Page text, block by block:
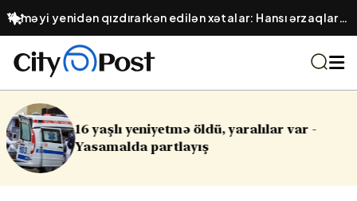
Yeməyi yenidən qızdırarkən edilən xətalar: Hansı ərzaqlar
zəhərə çevrilir?
var -
Cinayət işləri ilə bağlı